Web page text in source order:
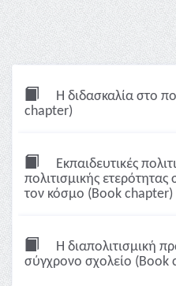
Η διδασκαλία στο
chapter)
Εκπαιδευτικές
πολιτισμικής
τον κόσμο (Book chapter)
Η διαπολιτισμική
σύγχρονο σχολείο (Book